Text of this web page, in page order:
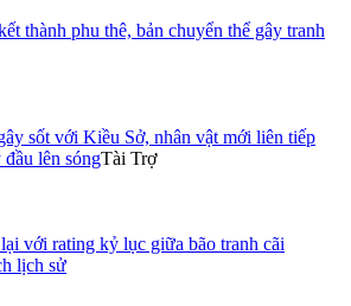
thành phu thê, bản chuyển thể gây tranh
sốt với Kiều Sở, nhân vật mới liên tiếp
đầu lên sóngTài Trợ
với rating kỷ lục giữa bão tranh cãi
lịch sử